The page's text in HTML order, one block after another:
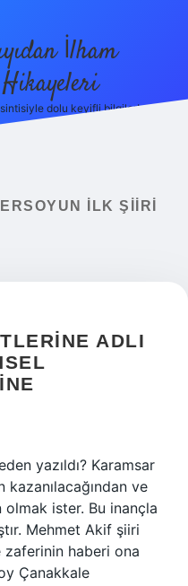
İlham
Hikayeleri
dolu keyifli bilgiler!
ILK ŞIIRI
ADLI
yazıldı? Karamsar
kazanılacağından ve
olmak ister. Bu inançla
Mehmet Akif şiiri
zaferinin haberi ona
Çanakkale